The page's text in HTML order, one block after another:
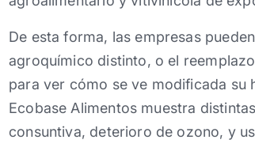
De esta forma, las empresas
agroquímico distinto, o el
para ver cómo se ve modificada su
Ecobase Alimentos muestra
consuntiva, deterioro de ozono, y